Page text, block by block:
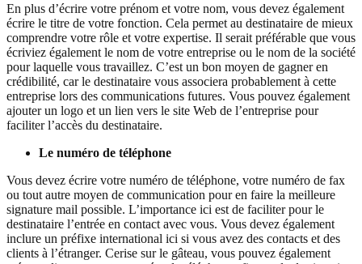
En plus d’écrire votre prénom et votre nom, vous devez également
écrire le titre de votre fonction. Cela permet au destinataire de mieux
comprendre votre rôle et votre expertise. Il serait préférable que vous
écriviez également le nom de votre entreprise ou le nom de la société
pour laquelle vous travaillez. C’est un bon moyen de gagner en
crédibilité, car le destinataire vous associera probablement à cette
entreprise lors des communications futures. Vous pouvez également
ajouter un logo et un lien vers le site Web de l’entreprise pour
faciliter l’accès du destinataire.
Le numéro de téléphone
Vous devez écrire votre numéro de téléphone, votre numéro de fax
ou tout autre moyen de communication pour en faire la meilleure
signature mail possible. L’importance ici est de faciliter pour le
destinataire l’entrée en contact avec vous. Vous devez également
inclure un préfixe international ici si vous avez des contacts et des
clients à l’étranger. Cerise sur le gâteau, vous pouvez également